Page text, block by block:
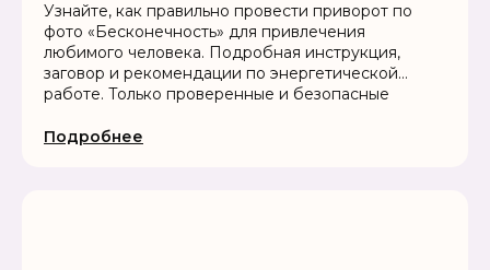
Узнайте, как правильно провести приворот по
фото «Бесконечность» для привлечения
любимого человека. Подробная инструкция,
заговор и рекомендации по энергетической
работе. Только проверенные и безопасные
Подробнее